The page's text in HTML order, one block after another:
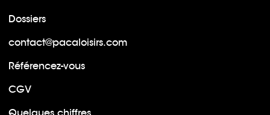
Dossiers
contact@pacaloisirs.com
Référencez-vous
CGV